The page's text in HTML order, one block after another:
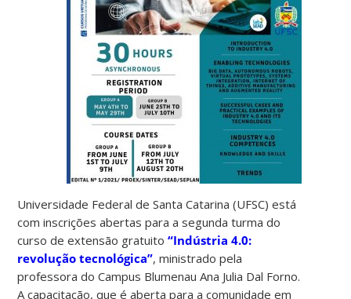
Universidade Federal de Santa Catarina (UFSC) está
com inscrições abertas para a segunda turma do
curso de extensão gratuito“Indústria 4.0:
revolução tecnológica”, ministrado pela
professora do Campus Blumenau Ana Julia Dal Forno.
A capacitação, que é aberta para a comunidade em